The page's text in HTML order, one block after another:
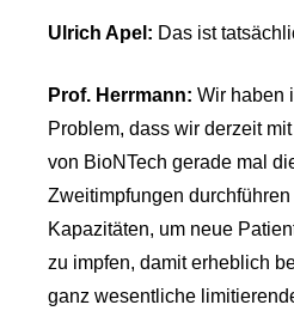
Ulrich Apel: Das ist
Prof. Herrmann: Wir haben
Problem, dass wir derzeit
von BioNTech gerade mal
Zweitimpfungen
Kapazitäten, um neue
zu impfen, damit erheblich
ganz wesentliche